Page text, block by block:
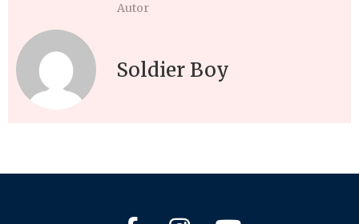
Autor
Soldier Boy